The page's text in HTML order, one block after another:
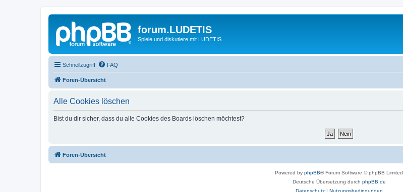
forum.LUDETIS
Spiele und diskutiere mit LUDETIS.
Schnellzugriff FAQ
Foren-Übersicht
Alle Cookies löschen
Bist du dir sicher, dass du alle Cookies des Boards löschen möchtest?
Foren-Übersicht
Powered by phpBB® Forum Software © phpBB Limited
Deutsche Übersetzung durch phpBB.de
Datenschutz| Nutzungsbedingungen